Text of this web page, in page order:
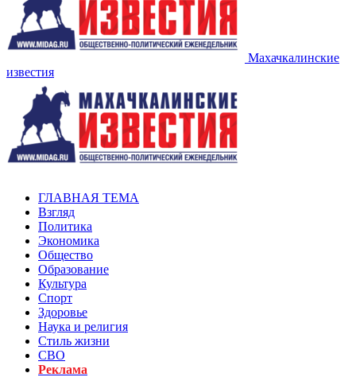
Махачкалинские
известия
ГЛАВНАЯ ТЕМА
Взгляд
Политика
Экономика
Общество
Образование
Культура
Спорт
Здоровье
Наука и религия
Стиль жизни
СВО
Реклама